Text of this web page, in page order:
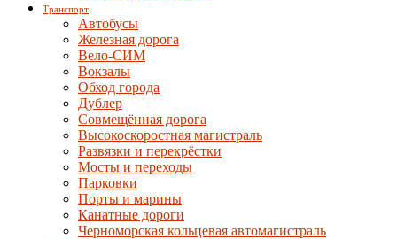
Транспорт
Автобусы
Железная дорога
Вело-СИМ
Вокзалы
Обход города
Дублер
Совмещённая дорога
Высокоскоростная магистраль
Развязки и перекрёстки
Мосты и переходы
Парковки
Порты и марины
Канатные дороги
Черноморская кольцевая автомагистраль